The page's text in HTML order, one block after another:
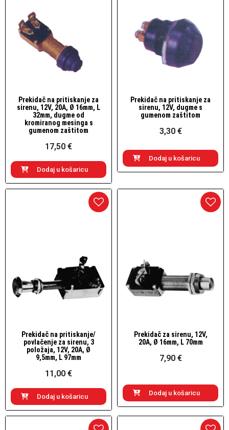
Brzi pogled
Prekidač na pritiskanje za
sirenu, 12V, 20A, Ø 16mm, L
32mm, dugme od
kromiranog mesinga s
gumenom zaštitom
17,50 €
Dodaj u košaricu
Brzi pogled
Prekidač na pritiskanje za
sirenu, 12V, dugme s
gumenom zaštitom
3,30 €
Dodaj u košaricu
Brzi pogled
Prekidač na pritiskanje/
povlačenje za sirenu, 3
položaja, 12V, 20A, Ø
9,5mm, L 97mm
11,00 €
Dodaj u košaricu
Brzi pogled
Prekidač za sirenu, 12V,
20A, Ø 16mm, L 70mm
7,90 €
Dodaj u košaricu